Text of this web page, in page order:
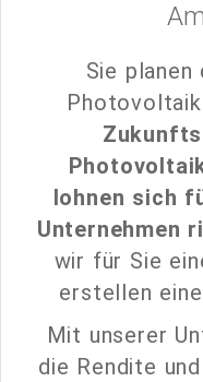
Sie
lohnen sich
Unternehmen
wir für Sie
erstellen
Mit unserer
die Rendite